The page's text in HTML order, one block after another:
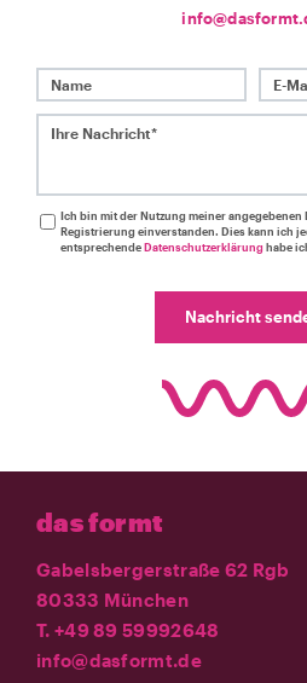
Name
Ihre
Ich bin mit der Nutzung meiner angegebenen
Registrierung einverstanden. Dies kann ich
entsprechendeDatenschutzerklärunghabe
Nachricht
das formt
Gabelsbergerstraße 62 Rgb
80333 München
T. +49 89 59992648
info@dasformt.de